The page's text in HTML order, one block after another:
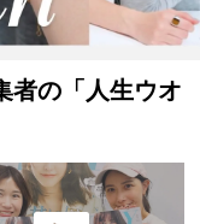
者の「人生ウオ